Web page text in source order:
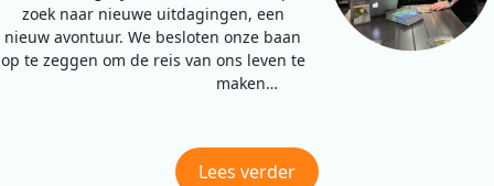
zoek naar nieuwe uitdagingen, een
nieuw avontuur. We besloten onze baan
op te zeggen om de reis van ons leven te
maken…
Lees verder